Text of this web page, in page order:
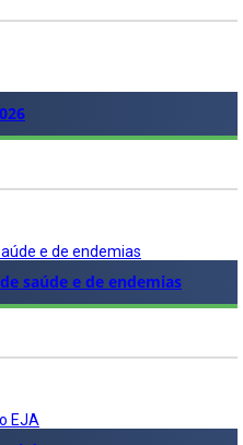
e de endemias
saúde e de endemias
EJA